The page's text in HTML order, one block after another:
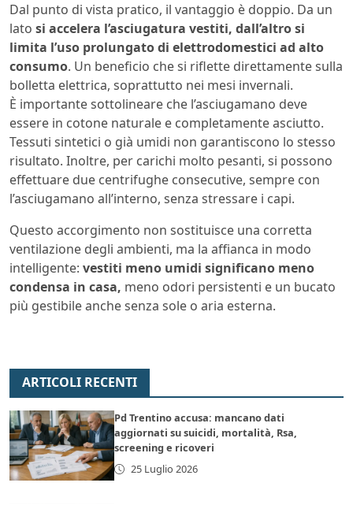
Dal punto di vista pratico, il vantaggio è doppio. Da un
lato si accelera l’asciugatura vestiti, dall’altro si
limita l’uso prolungato di elettrodomestici ad alto
consumo. Un beneficio che si riflette direttamente sulla
bolletta elettrica, soprattutto nei mesi invernali.
È importante sottolineare che l’asciugamano deve
essere in cotone naturale e completamente asciutto.
Tessuti sintetici o già umidi non garantiscono lo stesso
risultato. Inoltre, per carichi molto pesanti, si possono
effettuare due centrifughe consecutive, sempre con
l’asciugamano all’interno, senza stressare i capi.
Questo accorgimento non sostituisce una corretta
ventilazione degli ambienti, ma la affianca in modo
intelligente: vestiti meno umidi significano meno
condensa in casa, meno odori persistenti e un bucato
più gestibile anche senza sole o aria esterna.
ARTICOLI RECENTI
Pd Trentino accusa: mancano dati
aggiornati su suicidi, mortalità, Rsa,
screening e ricoveri
25 Luglio 2026